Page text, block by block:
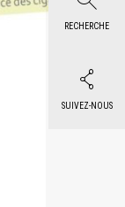
RECHERCHE
SUIVEZ-NOUS